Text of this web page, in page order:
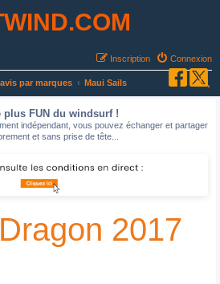
Connexion
Inscription
par marques Maui Sails
FUN du windsurf !
indépendant, vous pouvez échanger et partager
et sans prise de tête...
2017